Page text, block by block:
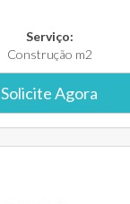
Serviço:
Construção m2
Solicite Agora